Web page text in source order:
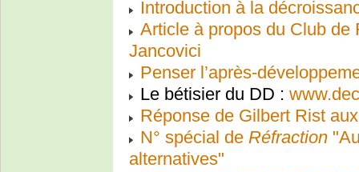
Introduction à la
Article à propos du Club de
Jancovici
Penser l’après-
Le bétisier du DD :
Réponse de Gilbert Rist
N° spécial de Réfraction
alternatives"